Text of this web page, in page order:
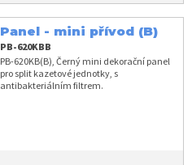
Panel - mini přívod (B)
PB-620KBB
PB-620KB(B), Černý mini dekorační panel
pro split kazetové jednotky, s
antibakteriálním filtrem.